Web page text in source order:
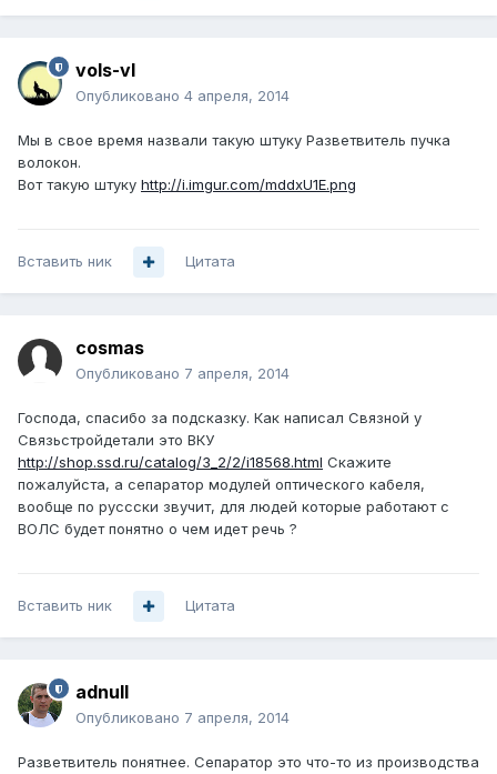
vols-vl
Опубликовано 4 апреля, 2014
Мы в свое время назвали такую штуку Разветвитель пучка
волокон.
Вот такую штуку http://i.imgur.com/mddxU1E.png
Вставить ник Цитата
cosmas
Опубликовано 7 апреля, 2014
Господа, спасибо за подсказку. Как написал Связной у
Связьстройдетали это ВКУ
http://shop.ssd.ru/catalog/3_2/2/i18568.html Скажите
пожалуйста, а сепаратор модулей оптического кабеля,
вообще по руссски звучит, для людей которые работают с
ВОЛС будет понятно о чем идет речь ?
Вставить ник Цитата
adnull
Опубликовано 7 апреля, 2014
Разветвитель понятнее. Сепаратор это что-то из производства